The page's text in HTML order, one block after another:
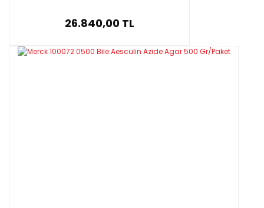
26.840,00 TL